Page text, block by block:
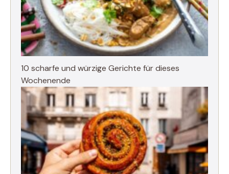
10 scharfe und würzige Gerichte für dieses
Wochenende